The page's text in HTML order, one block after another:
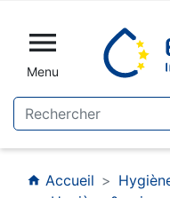

Menu
home Accueil